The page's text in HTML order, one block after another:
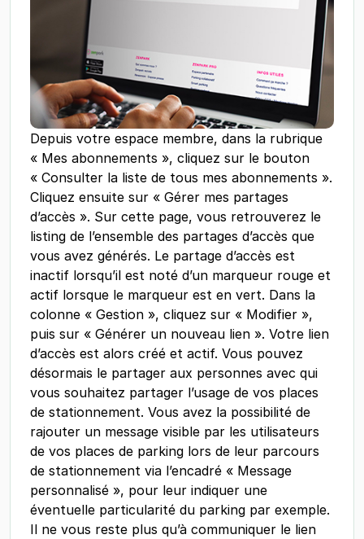
Depuis votre espace membre, dans la rubrique
« Mes abonnements », cliquez sur le bouton
« Consulter la liste de tous mes abonnements ».
Cliquez ensuite sur « Gérer mes partages
d’accès ». Sur cette page, vous retrouverez le
listing de l’ensemble des partages d’accès que
vous avez générés. Le partage d’accès est
inactif lorsqu’il est noté d’un marqueur rouge et
actif lorsque le marqueur est en vert. Dans la
colonne « Gestion », cliquez sur « Modifier »,
puis sur « Générer un nouveau lien ». Votre lien
d’accès est alors créé et actif. Vous pouvez
désormais le partager aux personnes avec qui
vous souhaitez partager l’usage de vos places
de stationnement. Vous avez la possibilité de
rajouter un message visible par les utilisateurs
de vos places de parking lors de leur parcours
de stationnement via l’encadré « Message
personnalisé », pour leur indiquer une
éventuelle particularité du parking par exemple.
Il ne vous reste plus qu’à communiquer le lien